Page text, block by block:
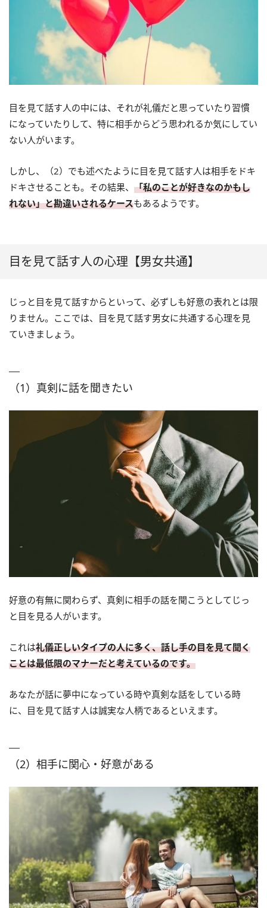
目を見て話す人の中には、それが礼儀だと思っていたり習慣
になっていたりして、特に相手からどう思われるか気にしてい
ない人がいます。
しかし、（2）でも述べたように目を見て話す人は相手をドキ
ドキさせることも。その結果、 「私のことが好きなのかもし
れない」と勘違いされるケースもあるようです。
目を見て話す人の心理【男女共通】
じっと目を見て話すからといって、必ずしも好意の表れとは限
りません。ここでは、目を見て話す男女に共通する心理を見
ていきましょう。
（1）真剣に話を聞きたい
好意の有無に関わらず、真剣に相手の話を聞こうとしてじっ
と目を見る人がいます。
これは礼儀正しいタイプの人に多く、話し手の目を見て聞く
ことは最低限のマナーだと考えているのです。
あなたが話に夢中になっている時や真剣な話をしている時
に、目を見て話す人は誠実な人柄であるといえます。
（2）相手に関心・好意がある